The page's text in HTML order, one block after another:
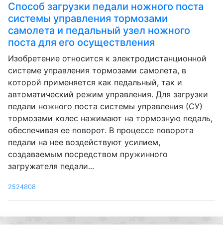
Способ загрузки педали ножного поста
системы управления тормозами
самолета и педальный узел ножного
поста для его осуществления
Изобретение относится к электродистанционной
системе управления тормозами самолета, в
которой применяется как педальный, так и
автоматический режим управления. Для загрузки
педали ножного поста системы управления (СУ)
тормозами колес нажимают на тормозную педаль,
обеспечивая ее поворот. В процессе поворота
педали на нее воздействуют усилием,
создаваемым посредством пружинного
загружателя педали...
2524808